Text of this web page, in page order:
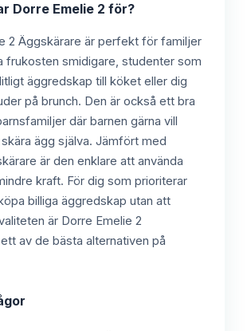
Dorre Emelie 2 för?
2 Äggskärare är perfekt för familjer
frukosten smidigare, studenter som
äggredskap till köket eller dig
på brunch. Den är också ett bra
där barnen gärna vill
ägg själva. Jämfört med
är den enklare att använda
kraft. För dig som prioriterar
billiga äggredskap utan att
är Dorre Emelie 2
av de bästa alternativen på